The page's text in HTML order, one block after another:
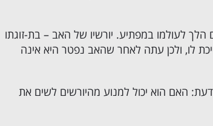
לעולמו במפתיע. יורשיו של האב – בת-זוגתו
לו, ולכן עתה לאחר שהאב נפטר היא אינה
האם הוא יכול למנוע מהיורשים לשים את